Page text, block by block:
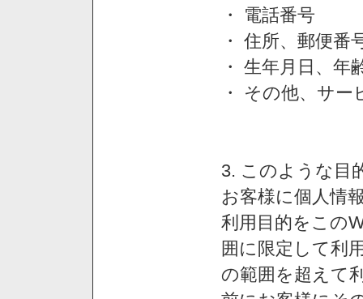
・ 電話番号
・ 住所、郵便番
・ 生年月日、年
・ その他、サ
3. このような目
お客様に個人情
利用目的をこの
囲に限定して利
の範囲を超えて